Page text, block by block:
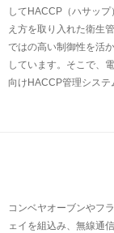
してHACCP（ハサッ
え方を取り入れた衛生
ではの高い制御性を活
しています。そこで、
向けHACCP管理システ
コンベヤオーブンやフ
ェイを組込み、無線通